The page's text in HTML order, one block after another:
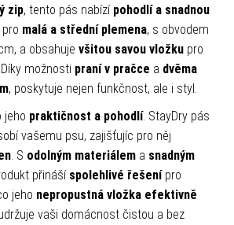
zip, tento pás nabízí pohodlí a snadnou
pro malá a střední plemena, s obvodem
a obsahuje všitou savou vložku pro
možnosti praní v pračce a dvěma
, poskytuje nejen funkčnost, ale i styl.
jeho praktičnost a pohodlí. StayDry pás
vašemu psu, zajišťujíc pro něj
. S odolným materiálem a snadným
přináší spolehlivé řešenípro
jeho nepropustná vložka efektivně
vaši domácnost čistou a bez